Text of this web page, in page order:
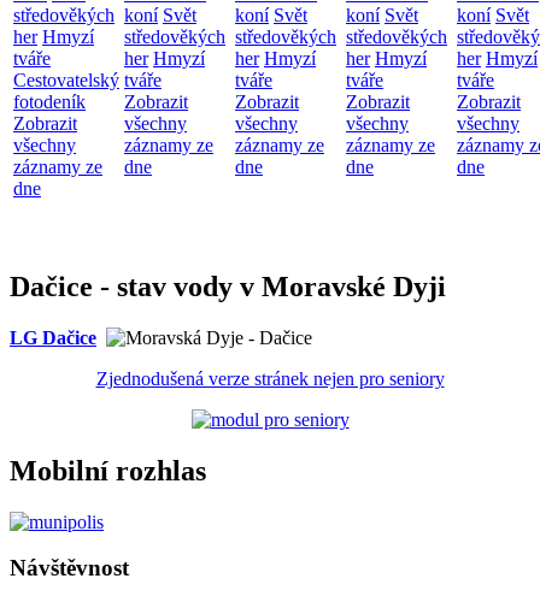
středověkých
her Hmyzí
tváře
Cestovatelský
fotodeník
Zobrazit
všechny
záznamy ze
dne
koní Svět
středověkých
her Hmyzí
tváře
Zobrazit
všechny
záznamy ze
dne
koní Svět
středověkých
her Hmyzí
tváře
Zobrazit
všechny
záznamy ze
dne
koní Svět
středověkých
her Hmyzí
tváře
Zobrazit
všechny
záznamy ze
dne
koní Svět
her Hmyzí
tváře
Zobrazit
všechny
záznamy
dne
Dačice - stav vody v Moravské Dyji
LG Dačice
Zjednodušená verze stránek nejen pro seniory
Mobilní rozhlas
Návštěvnost